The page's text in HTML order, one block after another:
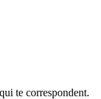
te correspondent.